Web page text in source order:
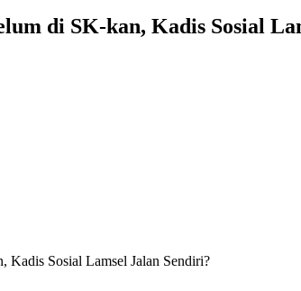
di SK-kan, Kadis Sosial
Kadis Sosial Lamsel Jalan Sendiri?